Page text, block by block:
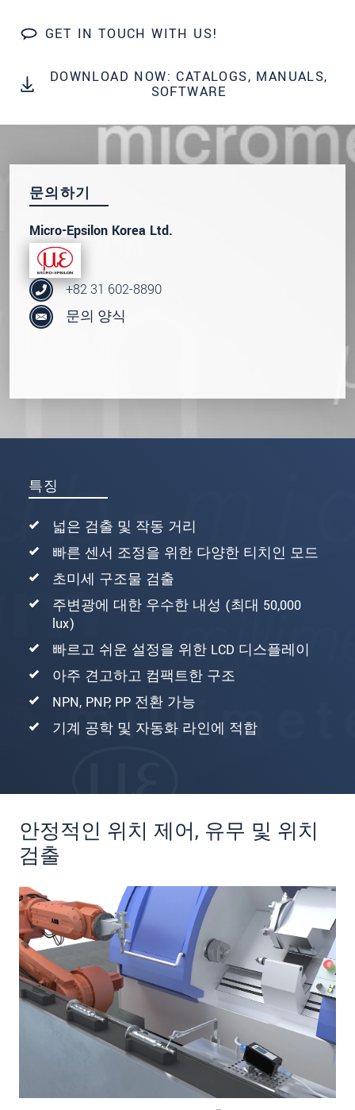
GET IN TOUCH WITH US!
DOWNLOAD NOW: CATALOGS, MANUALS,
SOFTWARE
특징
넓은 검출 및 작동 거리
빠른 센서 조정을 위한 다양한 티치인 모드
초미세 구조물 검출
주변광에 대한 우수한 내성 (최대 50,000
lux)
빠르고 쉬운 설정을 위한 LCD 디스플레이
아주 견고하고 컴팩트한 구조
NPN, PNP, PP 전환 가능
기계 공학 및 자동화 라인에 적합
문의하기
Micro-Epsilon Korea Ltd.
+82 31 602-8890
문의 양식
안정적인 위치 제어, 유무 및 위치
검출